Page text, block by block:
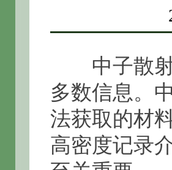
中子散射
多数信息。
法获取的材
高密度记录